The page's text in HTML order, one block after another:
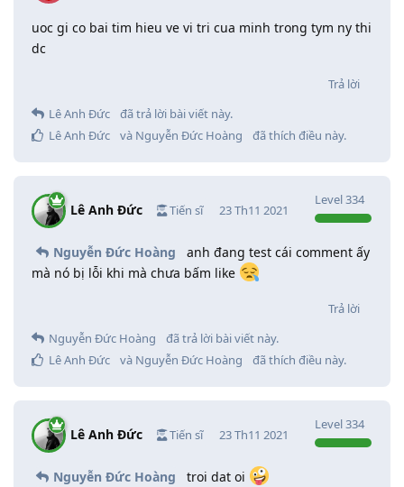
uoc gi co bai tim hieu ve vi tri cua minh trong tym ny thi
dc
Trả lời
Lê Anh Đức
đã trả lời bài viết này.
Lê Anh Đức
và Nguyễn Đức Hoàng đã thích điều này.
Lê Anh Đức Tiến sĩ
Level334
23 Th11 2021
Nguyễn Đức Hoàng
anh đang test cái comment ấy
mà nó bị lỗi khi mà chưa bấm like
Trả lời
Nguyễn Đức Hoàng
đã trả lời bài viết này.
Lê Anh Đức
và Nguyễn Đức Hoàng đã thích điều này.
Lê Anh Đức Tiến sĩ
Level334
23 Th11 2021
Nguyễn Đức Hoàng troi dat oi